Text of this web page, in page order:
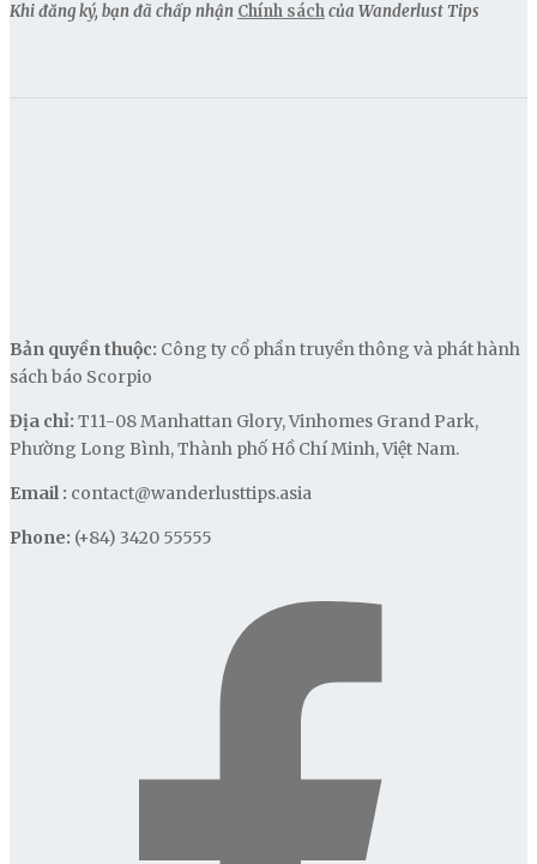
Khi đăng ký, bạn đã chấp nhận Chính sáchcủa Wanderlust Tips
Bản quyền thuộc: Công ty cổ phần truyền thông và phát hành
sách báo Scorpio
Địa chỉ: T11-08 Manhattan Glory, Vinhomes Grand Park,
Phường Long Bình, Thành phố Hồ Chí Minh, Việt Nam.
Email : contact@wanderlusttips.asia
Phone: (+84) 3420 55555